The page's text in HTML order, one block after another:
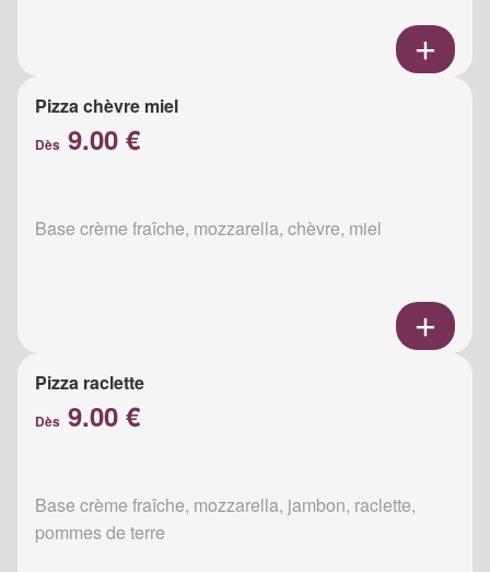
Pizza chèvre miel
Dès 9.00 €
Base crème fraîche, mozzarella, chèvre, miel
Pizza raclette
Dès 9.00 €
Base crème fraîche, mozzarella, jambon, raclette,
pommes de terre